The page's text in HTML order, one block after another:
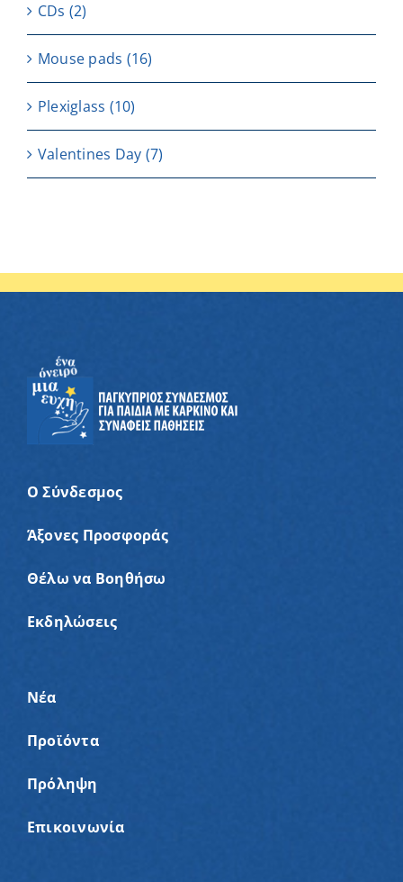
CDs (2)
Μouse pads (16)
Plexiglass (10)
Valentines Day (7)
Ο Σύνδεσμος
Άξονες Προσφοράς
Θέλω να Βοηθήσω
Εκδηλώσεις
Νέα
Προϊόντα
Πρόληψη
Επικοινωνία